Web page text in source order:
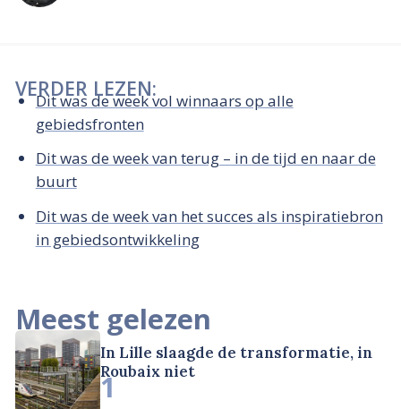
VERDER LEZEN:
Dit was de week vol winnaars op alle
gebiedsfronten
Dit was de week van terug – in de tijd en naar de
buurt
Dit was de week van het succes als inspiratiebron
in gebiedsontwikkeling
Meest gelezen
In Lille slaagde de transformatie, in
Roubaix niet
1